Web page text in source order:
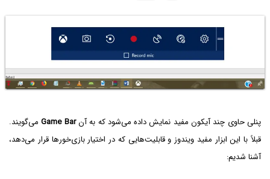
پنلی حاوی چند آیکون مفید نمایش داده می‌شود که به آنGame Barمی‌گویند.
قبلاً با این ابزار مفید ویندوز و قابلیت‌هایی که در اختیار بازی‌خورها قرار می‌دهد،
آشنا شدیم: